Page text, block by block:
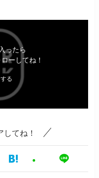
ったら
ーしてね！
てね！